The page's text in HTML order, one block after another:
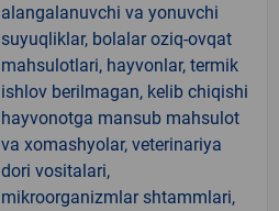
alangalanuvchi va yonuvchi
suyuqliklar, bolalar oziq-ovqat
mahsulotlari, hayvonlar, termik
ishlov berilmagan, kelib chiqishi
hayvonotga mansub mahsulot
va xomashyolar, veterinariya
dori vositalari,
mikroorganizmlar shtammlari,